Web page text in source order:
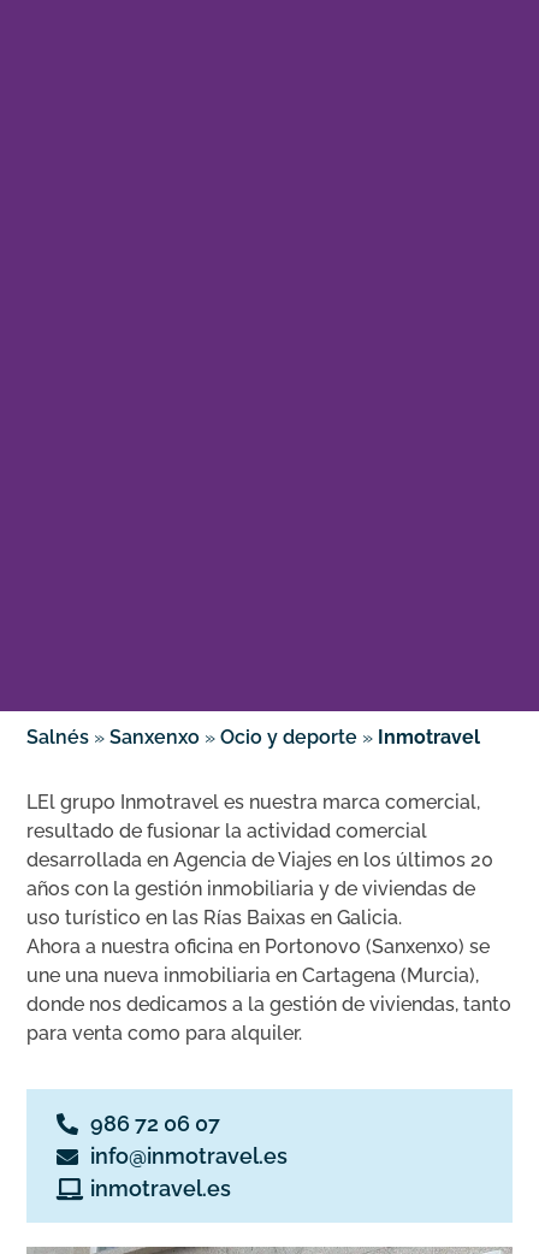
Salnés »Sanxenxo »Ocio y deporte » Inmotravel
LEl grupo Inmotravel es nuestra marca comercial,
resultado de fusionar la actividad comercial
desarrollada en Agencia de Viajes en los últimos 20
años con la gestión inmobiliaria y de viviendas de
uso turístico en las Rías Baixas en Galicia.
Ahora a nuestra oficina en Portonovo (Sanxenxo) se
une una nueva inmobiliaria en Cartagena (Murcia),
donde nos dedicamos a la gestión de viviendas, tanto
para venta como para alquiler.
986 72 06 07
info@inmotravel.es
inmotravel.es